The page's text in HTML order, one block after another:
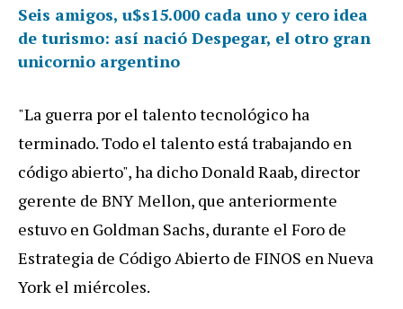
Seis amigos, u$s15.000 cada uno y cero idea
de turismo: así nació Despegar, el otro gran
unicornio argentino
"La guerra por el talento tecnológico ha
terminado. Todo el talento está trabajando en
código abierto", ha dicho Donald Raab, director
gerente de BNY Mellon, que anteriormente
estuvo en Goldman Sachs, durante el Foro de
Estrategia de Código Abierto de FINOS en Nueva
York el miércoles.